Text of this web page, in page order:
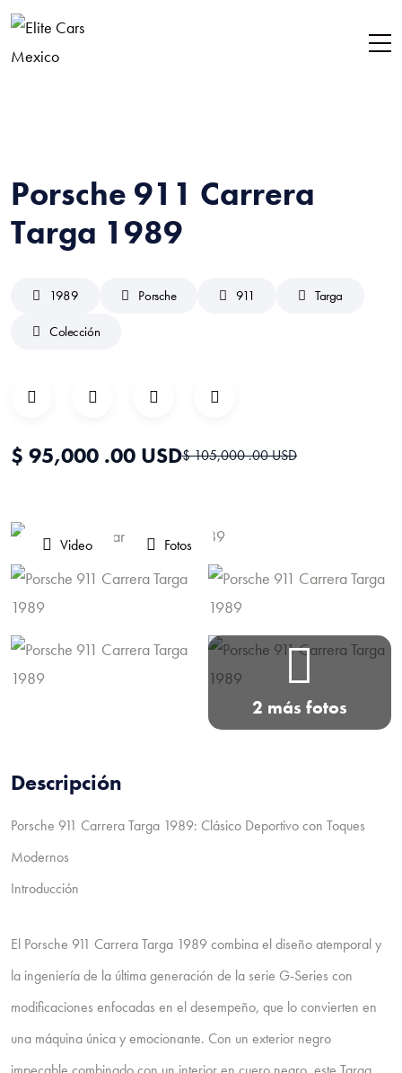
Porsche 911 Carrera
Targa 1989
1989 Porsche 911
Targa
Colección
$ 95,000 .00 USD$ 105,000 .00 USD
Video Fotos
2 más fotos
Descripción
Porsche 911 Carrera Targa 1989: Clásico Deportivo con Toques
Modernos
Introducción
El Porsche 911 Carrera Targa 1989 combina el diseño atemporal y
la ingeniería de la última generación de la serie G-Series con
modificaciones enfocadas en el desempeño, que lo convierten en
una máquina única y emocionante. Con un exterior negro